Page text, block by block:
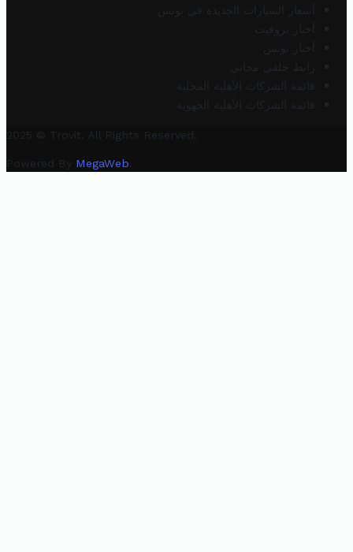
أسعار السيارات الجديدة في تونس
أخبار تروفيت
أخبار تونس
رابط خلفي مجاني
قائمة الشركات الأهلية المحلية
قائمة الشركات الأهلية الجهوية
2025 © Trovit. All Rights Reserved.
Powered By MegaWeb